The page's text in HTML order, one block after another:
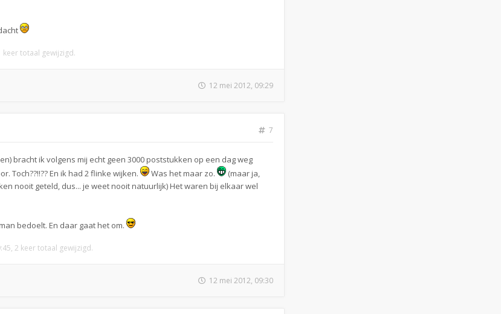
keer totaal gewijzigd.
12 mei 2012, 09:29
7
bracht ik volgens mij echt geen 3000 poststukken op een dag weg
Toch??!!?? En ik had 2 flinke wijken.
Was het maar zo.
(maar ja,
nooit geteld, dus... je weet nooit natuurlijk) Het waren bij elkaar wel
bedoelt. En daar gaat het om.
2 keer totaal gewijzigd.
12 mei 2012, 09:30